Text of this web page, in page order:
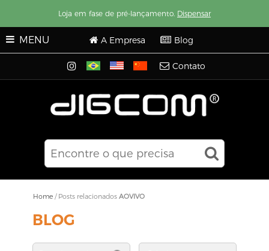
Loja em fase de pré-lançamento. Dispensar
MENU A Empresa Blog
Contato
Home / Posts relacionados AOVIVO
BLOG